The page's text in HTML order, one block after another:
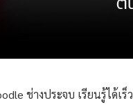
ช่างประจบ เรียนรู้ได้เร็ว